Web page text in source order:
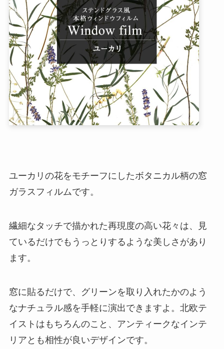
ユーカリの花をモチーフにしたボタニカル柄の窓
ガラスフィルムです。
繊細なタッチで描かれた再現度の高い花々は、見
ているだけでもうっとりするような美しさがあり
ます。
窓に貼るだけで、グリーンを取り入れたかのよう
なナチュラル感を手軽に演出できますよ。北欧テ
イストはもちろんのこと、アンティークなインテ
リアとも相性が良いデザインです。